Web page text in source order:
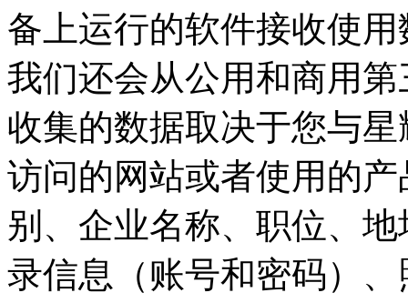
备上运行的软件接收使用
我们还会从公用和商用
收集的数据取决于您与星
访问的网站或者使用的产品
别、企业名称、职位、
录信息（账号和密码）